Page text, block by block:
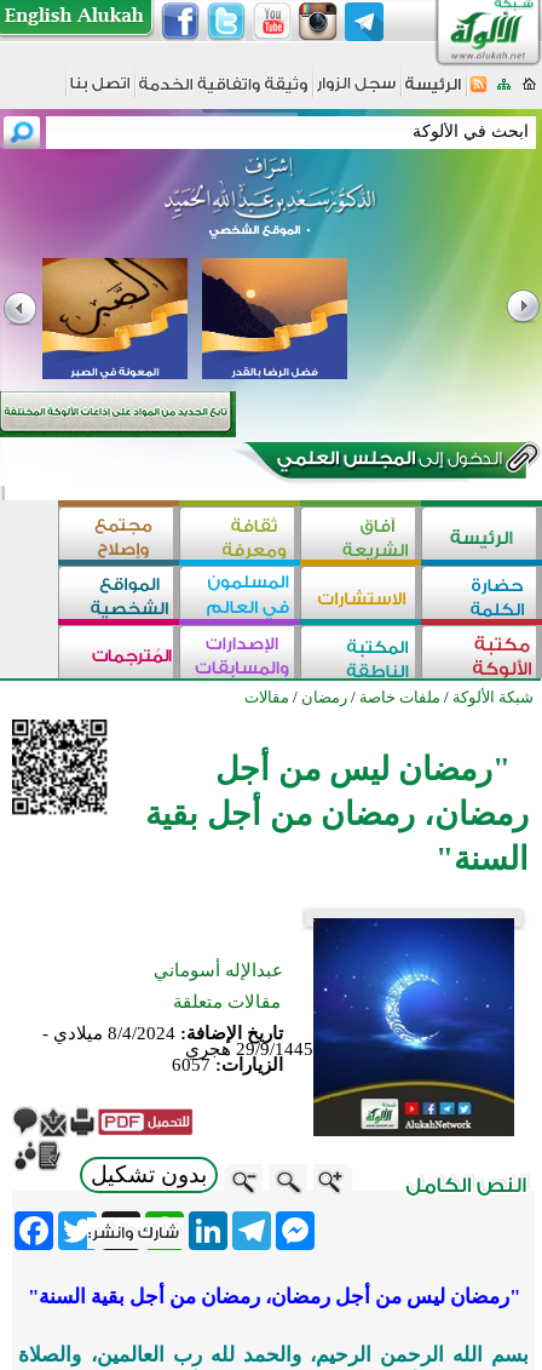
شبكة الألوكة / ملفات خاصة / رمضان / مقالات
"رمضان ليس من أجل
رمضان، رمضان من أجل بقية
السنة"
عبدالإله أسوماني
مقالات متعلقة
تاريخ الإضافة:
8/4/2024 ميلادي -
29/9/1445 هجري
الزيارات: 6057
بدون تشكيل
Twitter X
WhatsApp
LinkedInTelegram
Messenger
"رمضان ليس من أجل رمضان، رمضان من أجل بقية السنة"
بسم الله الرحمن الرحيم، والحمد لله رب العالمين، والصلاة